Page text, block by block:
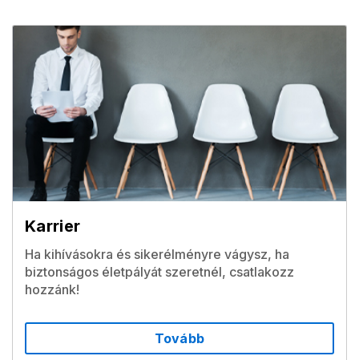
Karrier
Ha kihívásokra és sikerélményre vágysz, ha
biztonságos életpályát szeretnél, csatlakozz
hozzánk!
Tovább